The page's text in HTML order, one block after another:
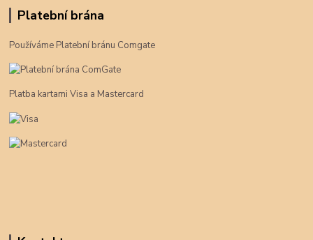
Platební brána
Používáme Platební bránu Comgate
Platba kartami Visa a Mastercard